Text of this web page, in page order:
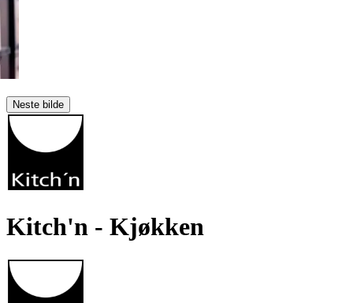
Neste bilde
Kitch'n - Kjøkken